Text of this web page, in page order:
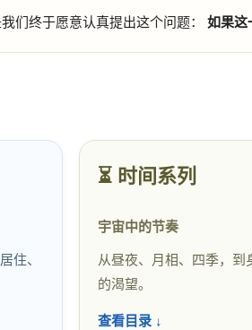
们终于愿意认真提出这个问题： 如果这
住、
⏳ 时间系列
宇宙中的节奏
从昼夜、月相、四季，到
的渴望。
查看目录 ↓